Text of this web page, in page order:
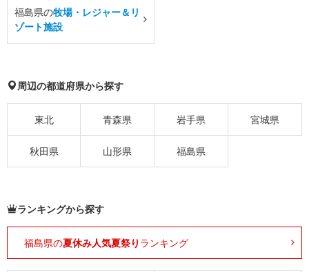
福島県の牧場・レジャー＆リ
ゾート施設
周辺の都道府県から探す
東北 青森県 岩手県 宮城県
秋田県 山形県 福島県
ランキングから探す
福島県の夏休み人気夏祭り ランキング